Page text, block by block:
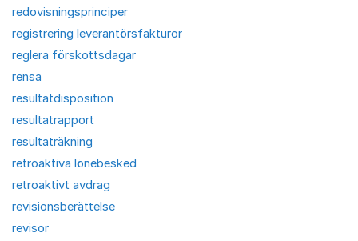
redovisningsprinciper
registrering leverantörsfakturor
reglera förskottsdagar
rensa
resultatdisposition
resultatrapport
resultaträkning
retroaktiva lönebesked
retroaktivt avdrag
revisionsberättelse
revisor